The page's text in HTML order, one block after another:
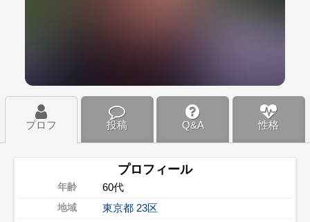
プロフ 投稿 Q&A 性格
プロフィール
年齢 60代
地域 東京都 23区